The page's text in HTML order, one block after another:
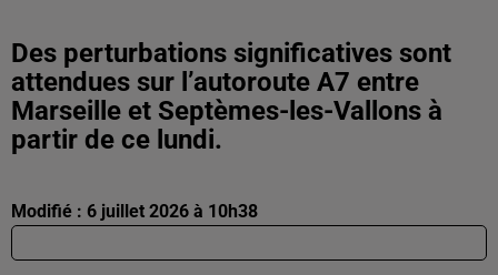
Des perturbations significatives sont
attendues sur l’autoroute A7 entre
Marseille et Septèmes-les-Vallons à
partir de ce lundi.
Modifié : 6 juillet 2026 à 10h38